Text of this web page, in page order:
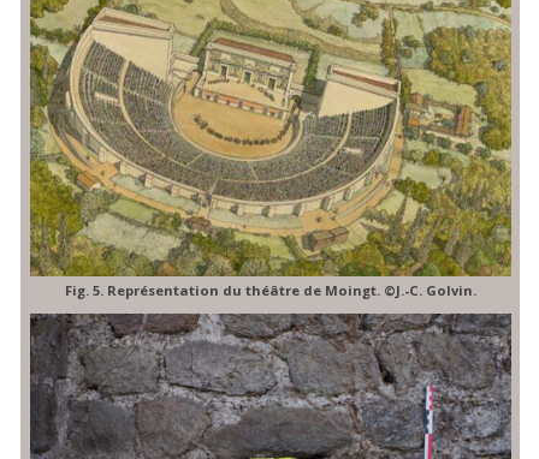
Fig. 5. Représentation du théâtre de Moingt. ©J.-C. Golvin.